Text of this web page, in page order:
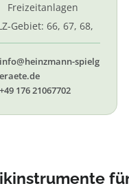
Freizeitanlagen
Gebiet: 66, 67, 68,
info@heinzmann-spielg
eraete.de
+49 176 21067702